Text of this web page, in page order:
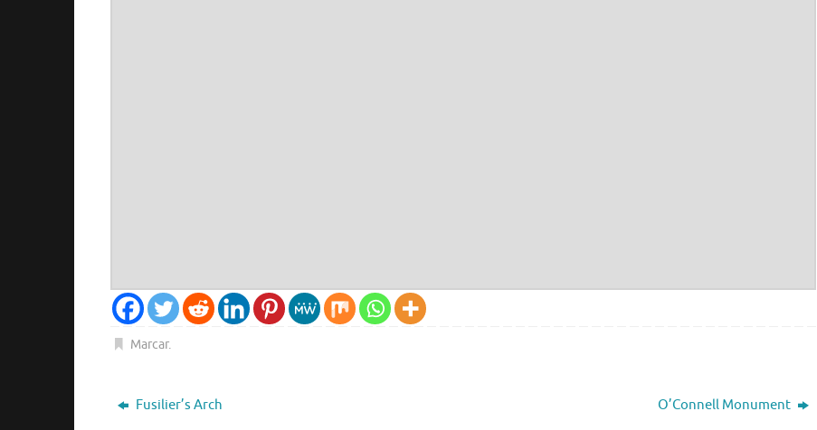
Marcar.
Fusilier’s Arch O’Connell Monument